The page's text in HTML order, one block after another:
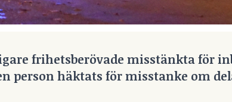
frihetsberövade misstänkta för
person häktats för misstanke om